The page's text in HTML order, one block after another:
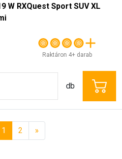
W RXQuest Sport SUV XL
Raktáron 4+ darab
db
1 2 »